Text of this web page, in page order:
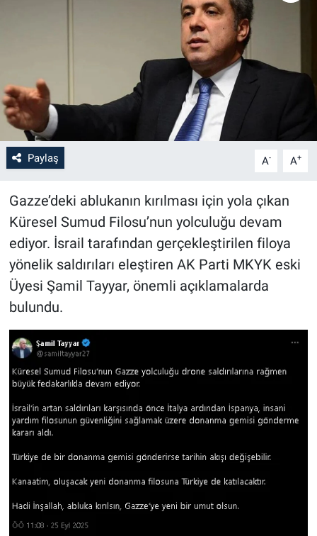
Paylaş A- A+
Gazze’deki ablukanın kırılması için yola çıkan
Küresel Sumud Filosu’nun yolculuğu devam
ediyor. İsrail tarafından gerçekleştirilen filoya
yönelik saldırıları eleştiren AK Parti MKYK eski
Üyesi Şamil Tayyar, önemli açıklamalarda
bulundu.